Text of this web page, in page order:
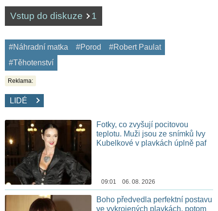
Vstup do diskuze 1
#Náhradní matka #Porod
#Robert Paulat
#Těhotenství
Reklama:
LIDÉ
Fotky, co zvyšují pocitovou
teplotu. Muži jsou ze snímků Ivy
Kubelkové v plavkách úplně paf
09:01 06. 08. 2026
Boho předvedla perfektní postavu
ve vykrojených plavkách, potom